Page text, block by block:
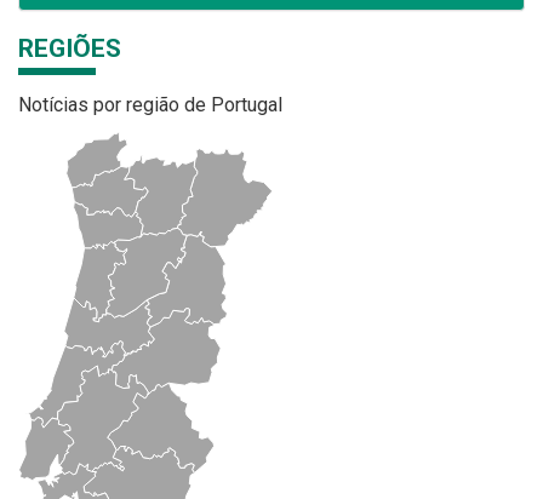
REGIÕES
Notícias por região de Portugal